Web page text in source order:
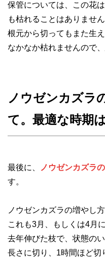
保管については、この花
も枯れることはありません
根元から切ってもまた生
なかなか枯れませんので
ノウゼンカズラ
て。最適な時期
最後に、 ノウゼンカズラ
す。
ノウゼンカズラの増やし
これも3月、もしくは4月
去年伸びた枝で、状態の
長さに切り、1時間ほど切